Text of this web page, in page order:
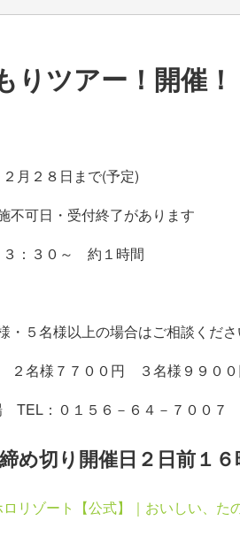
りツアー！開催！
月２８日まで(予定)
不可日・受付終了があります
：３０～ 約１時間
・５名様以上の場合はご相談くだ
名様７７００円 ３名様９９０
：０１５６－６４－７００７
り開催日２日前１６
リゾート【公式】｜おいしい、た